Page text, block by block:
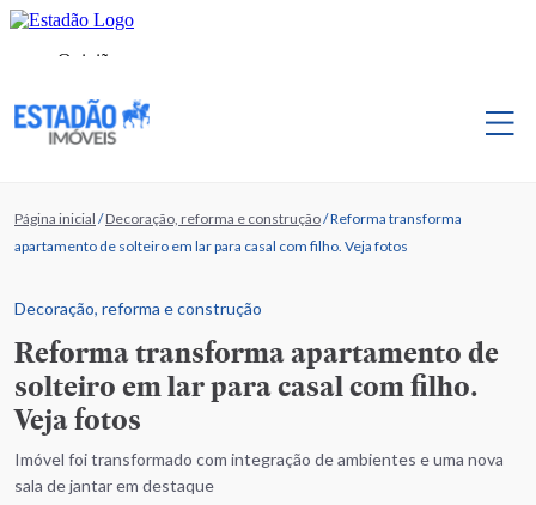
Página inicial /Decoração, reforma e construção/Reforma transforma
apartamento de solteiro em lar para casal com filho. Veja fotos
Decoração, reforma e construção
Reforma transforma apartamento de
solteiro em lar para casal com filho.
Veja fotos
Imóvel foi transformado com integração de ambientes e uma nova
sala de jantar em destaque